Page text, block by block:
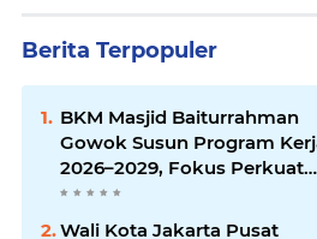
Berita Terpopuler
BKM Masjid Baiturrahman
Gowok Susun Program
2026–2029, Fokus Perkuat
Dakwah dan Pelayanan
Wali Kota Jakarta Pusat